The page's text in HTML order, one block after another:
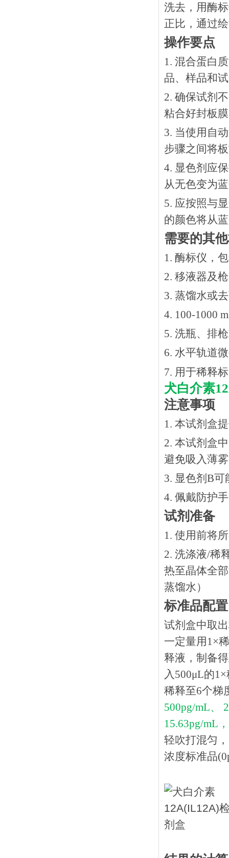
洗去，用酶
正比，通过
操作要点
1. 混合蛋白
品、样品和
2. 确保试剂
粘合好封板
3. 当使用自
步骤之间将
4. 显色剂应
从无色变为
5. 应按照与
的颜色将从
需要的其
1. 酶标仪，
2. 移液器及
3. 蒸馏水或
4. 100-1000
5. 洗瓶、排
6. 水平轨道
7. 用于稀释
犬白介素
注意事项
1. 本试剂盒
2. 本试剂盒
避免吸入薄
3. 显色剂B
4. 佩戴防护
试剂准备
1. 使用前将
2. 洗涤液/稀
热⾄晶体全
蒸馏水）
标准品配置
试剂盒中取
一定量用1×
释液，制备
入500μL的
稀释至6个梯
500pg/mL、
15.63pg/mL，
轻吹打混匀
浓度标准品